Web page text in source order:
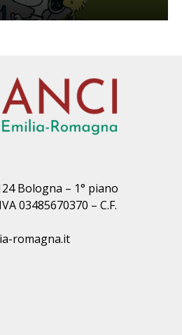
Bologna – 1° piano
03485670370 – C.F.
romagna.it